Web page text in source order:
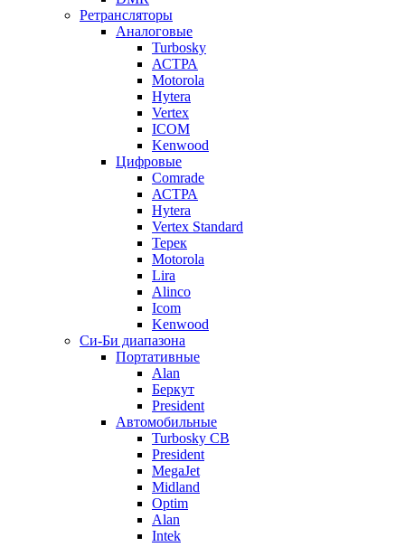
Ретрансляторы
Аналоговые
Turbosky
АСТРА
Motorola
Hytera
Vertex
ICOM
Kenwood
Цифровые
Comrade
АСТРА
Hytera
Vertex Standard
Терек
Motorola
Lira
Alinco
Icom
Kenwood
Си-Би диапазона
Портативные
Alan
Беркут
President
Автомобильные
Turbosky CB
President
MegaJet
Midland
Optim
Alan
Intek